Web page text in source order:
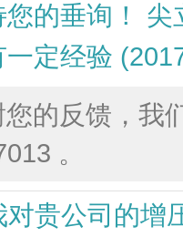
的垂询！
定经验
您的反馈，我
。
贵公司的增